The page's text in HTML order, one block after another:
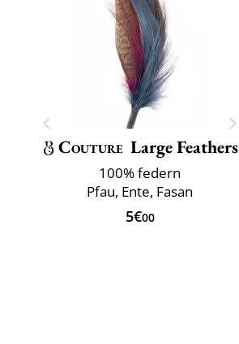
Couture Large Feathers
100% federn
Pfau, Ente, Fasan
5€00